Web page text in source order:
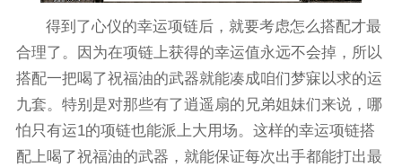
得到了心仪的幸运项链后，就要考虑怎么搭配才最
合理了。因为在项链上获得的幸运值永远不会掉，所以
搭配一把喝了祝福油的武器就能凑成咱们梦寐以求的运
九套。特别是对那些有了逍遥扇的兄弟姐妹们来说，哪
怕只有运1的项链也能派上大用场。这样的幸运项链搭
配上喝了祝福油的武器，就能保证每次出手都能打出最